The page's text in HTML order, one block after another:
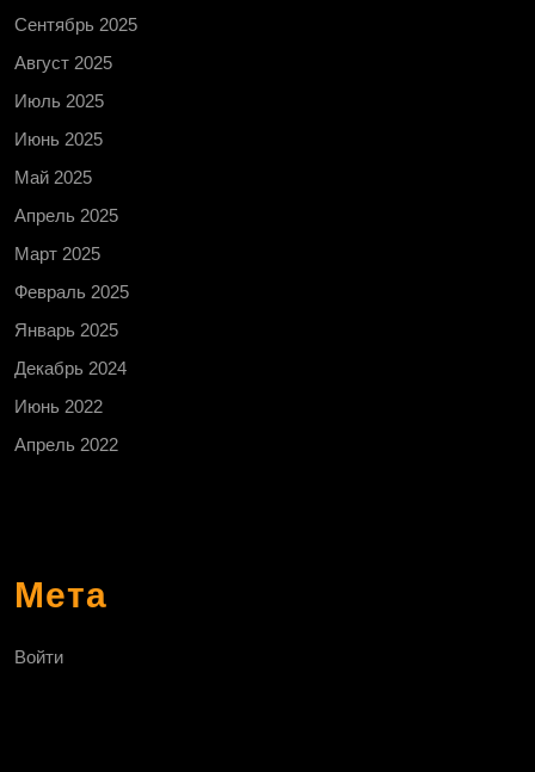
Сентябрь 2025
Август 2025
Июль 2025
Июнь 2025
Май 2025
Апрель 2025
Март 2025
Февраль 2025
Январь 2025
Декабрь 2024
Июнь 2022
Апрель 2022
Мета
Войти